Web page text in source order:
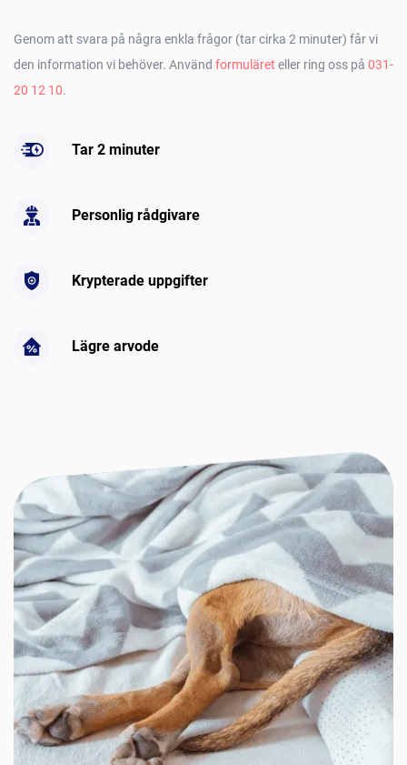
Genom att svara på några enkla frågor (tar cirka 2 minuter) får vi
den information vi behöver. Använd formuläret eller ring oss på 031-
20 12 10.
Tar 2 minuter
Personlig rådgivare
Krypterade uppgifter
Lägre arvode